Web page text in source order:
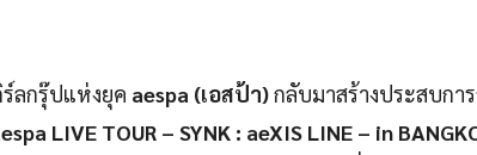
ร์ลกรุ๊ปแห่งยุค aespa (เอสป้า)กลับมาสร้างประสบก
LIVE TOUR – SYNK : aeXIS LINE – in